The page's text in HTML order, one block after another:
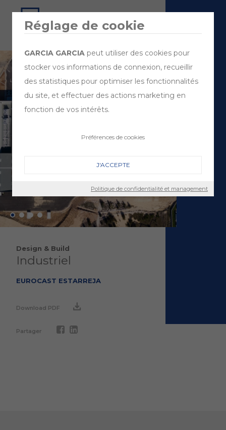
Design & Build
Industriel
EUROCAST ESTARREJA
Download PDF
Partager
Réglage de cookie
GARCIA GARCIA peut utiliser des cookies pour
stocker vos informations de connexion, recueillir
des statistiques pour optimiser les fonctionnalités
du site, et effectuer des actions marketing en
fonction de vos intérêts.
Préférences de cookies
J'ACCEPTE
Politique de confidentialité et management